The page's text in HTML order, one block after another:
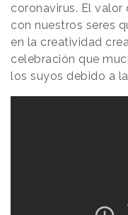
coronavirus. El
con nuestros seres
en la creatividad
celebración que
los suyos debido a